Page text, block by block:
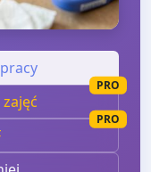
PRO
PRO